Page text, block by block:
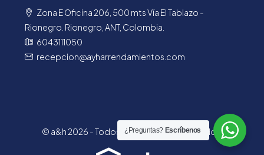
Zona E Oficina 206, 500 mts Vía El Tablazo -
Rionegro. Rionegro, ANT, Colombia.
6043111050
recepcion@ayharrendamientos.com
© a&h 2026 - Todos los derechos reservados.
¿Preguntas? Escríbenos